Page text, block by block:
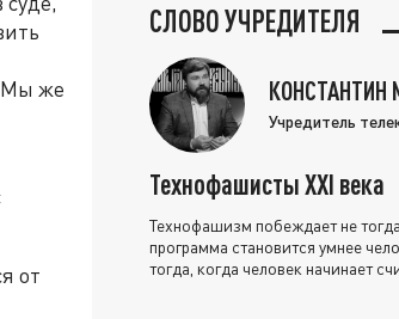
же
от
СЛОВО УЧРЕДИТЕЛЯ
КОНСТАНТИН
Учредитель
Технофашисты XXI века
Технофашизм побеждает не
программа становится умнее
тогда, когда человек начинает